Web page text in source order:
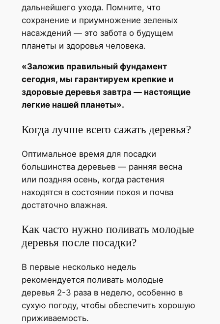
дальнейшего ухода. Помните, что
сохранение и приумножение зеленых
насаждений — это забота о будущем
планеты и здоровья человека.
«Заложив правильный фундамент
сегодня, мы гарантируем крепкие и
здоровые деревья завтра — настоящие
легкие нашей планеты».
Когда лучше всего сажать деревья?
Оптимальное время для посадки
большинства деревьев — ранняя весна
или поздняя осень, когда растения
находятся в состоянии покоя и почва
достаточно влажная.
Как часто нужно поливать молодые
деревья после посадки?
В первые несколько недель
рекомендуется поливать молодые
деревья 2-3 раза в неделю, особенно в
сухую погоду, чтобы обеспечить хорошую
приживаемость.